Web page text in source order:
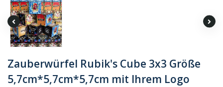
Zauberwürfel Rubik's Cube 3x3 Größe
5,7cm*5,7cm*5,7cm mit Ihrem Logo